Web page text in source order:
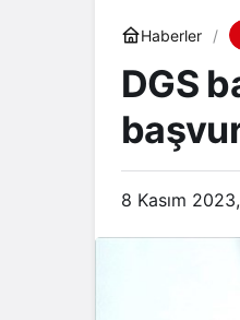
Haberler
DGS
8 Kasım